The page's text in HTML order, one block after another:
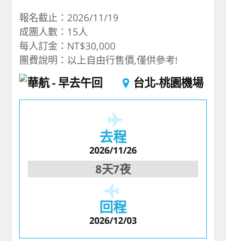
報名截止：2026/11/19
成團人數：15人
每人訂金：NT$30,000
團費說明：以上自由行售價,僅供參考!
華航 早去午回 台北-桃園機場
去程
2026/11/26
8天7夜
回程
2026/12/03